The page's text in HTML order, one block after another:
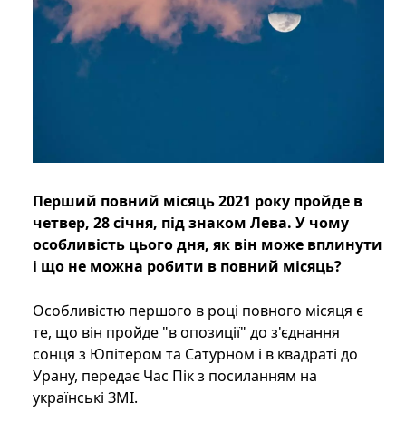
Перший повний місяць 2021 року пройде в
четвер, 28 січня, під знаком Лева. У чому
особливість цього дня, як він може вплинути
і що не можна робити в повний місяць?
Особливістю першого в році повного місяця є
те, що він пройде "в опозиції" до з'єднання
сонця з Юпітером та Сатурном і в квадраті до
Урану, передає Час Пік з посиланням на
українські ЗМІ.